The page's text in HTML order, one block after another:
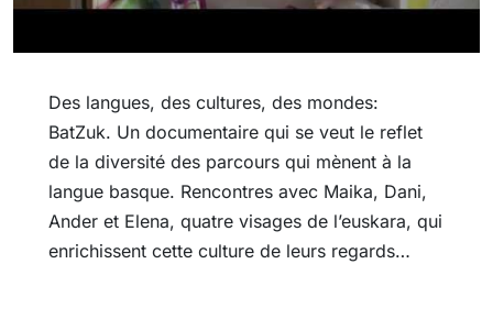
Des langues, des cultures, des mondes:
BatZuk. Un documentaire qui se veut le reflet
de la diversité des parcours qui mènent à la
langue basque. Rencontres avec Maika, Dani,
Ander et Elena, quatre visages de l’euskara, qui
enrichissent cette culture de leurs regards…